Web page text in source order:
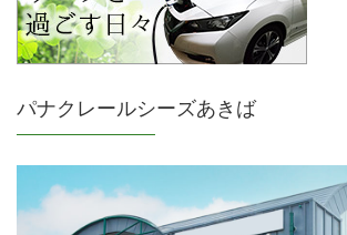
パナクレールシーズあきば